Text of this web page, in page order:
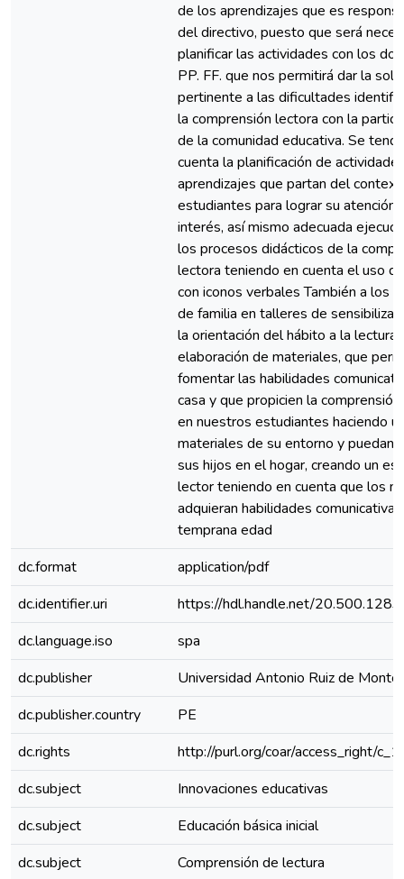
de los aprendizajes que es
del directivo, puesto que será
planificar las actividades con los
PP. FF. que nos permitirá dar la
pertinente a las dificultades
la comprensión lectora con la
de la comunidad educativa. Se
cuenta la planificación de
aprendizajes que partan del
estudiantes para lograr su atención
interés, así mismo adecuada
los procesos didácticos de la
lectora teniendo en cuenta el uso
con iconos verbales También a los
de familia en talleres de
la orientación del hábito a la lectura
elaboración de materiales, que
fomentar las habilidades
casa y que propicien la
en nuestros estudiantes haciendo
materiales de su entorno y puedan
sus hijos en el hogar, creando un
lector teniendo en cuenta que los
adquieran habilidades
temprana edad
dc.format
application/pdf
dc.identifier.uri
https://hdl.handle.net/
dc.language.iso
spa
dc.publisher
Universidad Antonio Ruiz de
dc.publisher.country
PE
dc.rights
http://purl.org/coar/access_right/
dc.subject
Innovaciones educativas
dc.subject
Educación básica inicial
dc.subject
Comprensión de lectura